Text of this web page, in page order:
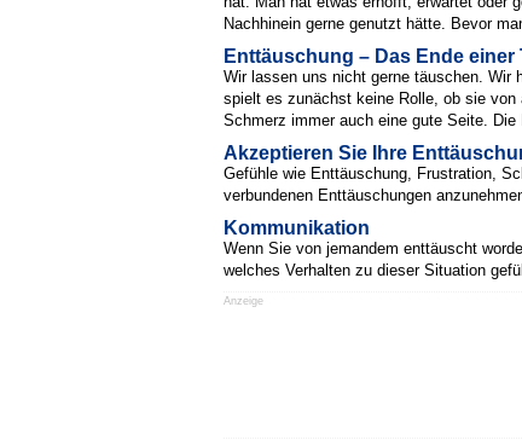
Nachhinein gerne genutzt hätte. Bevor
Enttäuschung – Das Ende einer
Wir lassen uns nicht gerne täuschen. Wir
spielt es zunächst keine Rolle, ob sie
Schmerz immer auch eine gute Seite.
Akzeptieren Sie Ihre
Gefühle wie Enttäuschung, Frustration,
verbundenen Enttäuschungen
Kommunikation
Wenn Sie von jemandem enttäuscht
welches Verhalten zu dieser Situation
Anzeige